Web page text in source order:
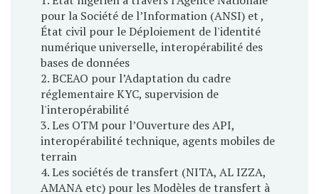
pour la Société de l’Information (ANSI) et ,
État civil pour le Déploiement de l'identité
numérique universelle, interopérabilité des
bases de données
2. BCEAO pour l’Adaptation du cadre
réglementaire KYC, supervision de
l'interopérabilité
3. Les OTM pour l’Ouverture des API,
interopérabilité technique, agents mobiles de
terrain
4. Les sociétés de transfert (NITA, AL IZZA,
AMANA etc) pour les Modèles de transfert à